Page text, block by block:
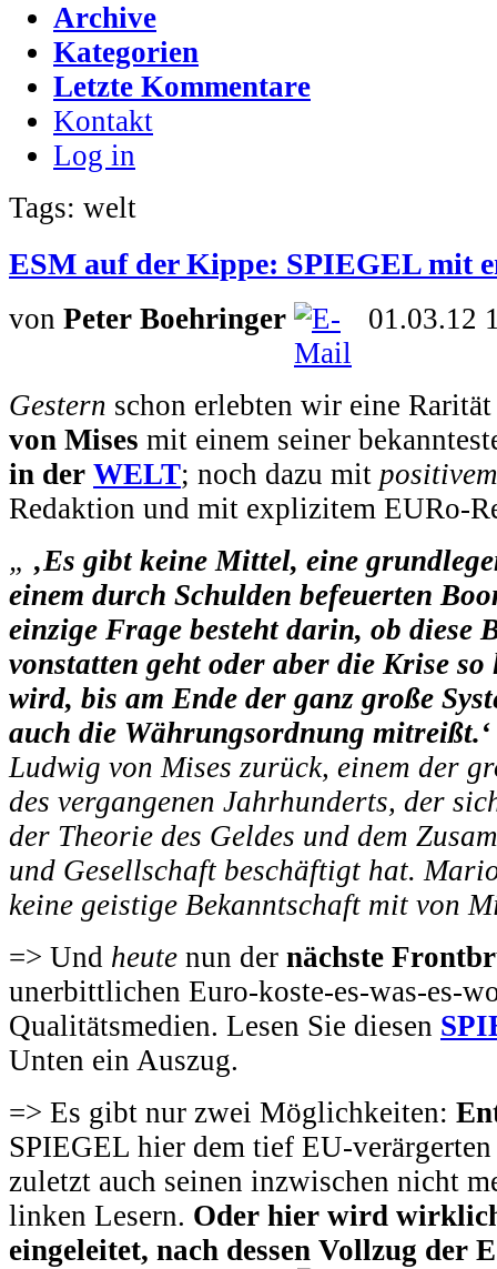
Archive
Kategorien
Letzte Kommentare
Kontakt
Log in
Tags: welt
ESM auf der Kippe: SPIEGEL mit
von Peter Boehringer 01.03.12
Gestern schon erlebten wir eine
von Mises mit einem seiner
in der WELT; noch dazu mit
Redaktion und mit explizitem EURo-
„ ‚Es gibt keine Mittel, eine
einem durch Schulden befeuerten
einzige Frage besteht darin, ob diese
vonstatten geht oder aber die Krise
wird, bis am Ende der ganz große
auch die Währungsordnung mitreißt.‘
Ludwig von Mises zurück, einem der
des vergangenen Jahrhunderts, der
der Theorie des Geldes und dem
und Gesellschaft beschäftigt hat.
keine geistige Bekanntschaft mit von
=> Und heute nun der nächste
unerbittlichen Euro-koste-es-was-es-
Qualitätsmedien. Lesen Sie diesen
Unten ein Auszug.
=> Es gibt nur zwei Möglichkeiten:
SPIEGEL hier dem tief EU-
zuletzt auch seinen inzwischen nicht
linken Lesern. Oder hier wird
eingeleitet, nach dessen Vollzug der